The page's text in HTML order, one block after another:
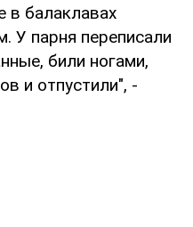
в балаклавах
У парня переписали
били ногами,
и отпустили", -